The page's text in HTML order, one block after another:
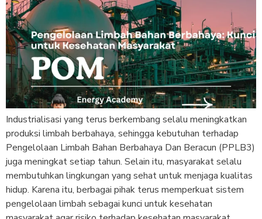
Industrialisasi yang terus berkembang selalu meningkatkan
produksi limbah berbahaya, sehingga kebutuhan terhadap
Pengelolaan Limbah Bahan Berbahaya Dan Beracun (PPLB3)
juga meningkat setiap tahun. Selain itu, masyarakat selalu
membutuhkan lingkungan yang sehat untuk menjaga kualitas
hidup. Karena itu, berbagai pihak terus memperkuat sistem
pengelolaan limbah sebagai kunci untuk kesehatan